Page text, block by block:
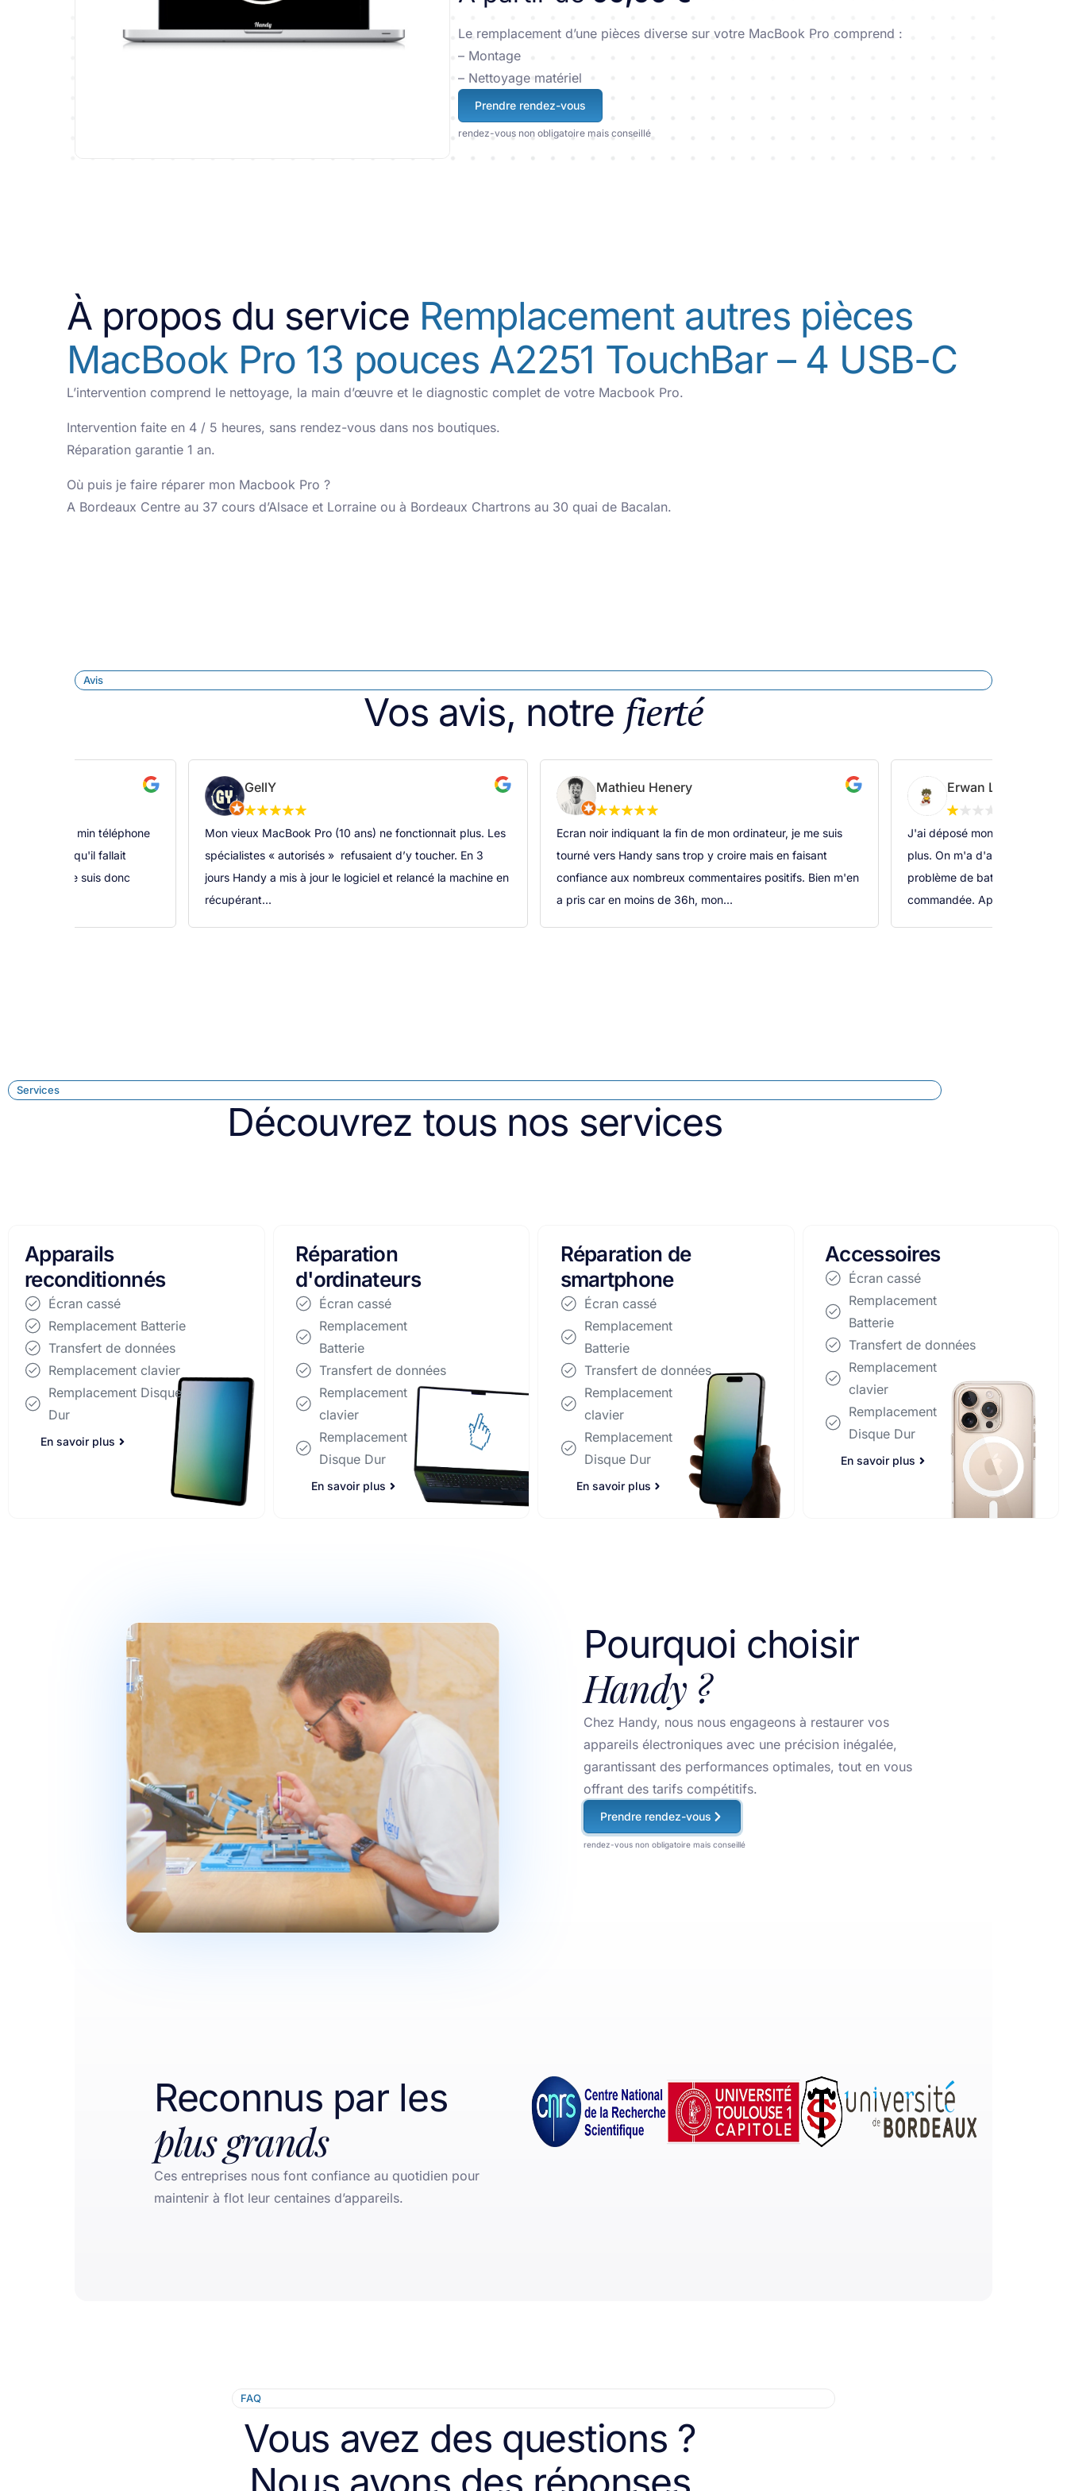
+ 10 000 réparations
Le remplacement d’une pièces diverse sur votre MacBook Pro comprend :
– Montage
– Nettoyage matériel
Prendre rendez-vous
rendez-vous non obligatoire mais conseillé
À propos du service Remplacement autres pièces
MacBook Pro 13 pouces A2251 TouchBar – 4 USB-C
L’intervention comprend le nettoyage, la main d’œuvre et le diagnostic complet de votre Macbook Pro.
Intervention faite en 4 / 5 heures, sans rendez-vous dans nos boutiques.
Réparation garantie 1 an.
Où puis je faire réparer mon Macbook Pro ?
A Bordeaux Centre au 37 cours d’Alsace et Lorraine ou à Bordeaux Chartrons au 30 quai de Bacalan.
Avis
Vos avis, notre fierté
j'ai ramené min téléphone
il mon dit qu'il fallait
expertise, je suis donc
GellY
Mon vieux MacBook Pro (10 ans) ne fonctionnait plus. Les
spécialistes « autorisés » refusaient d’y toucher. En 3
jours Handy a mis à jour le logiciel et relancé la machine en
récupérant...
Mathieu Henery
Ecran noir indiquant la fin de mon ordinateur, je me suis
tourné vers Handy sans trop y croire mais en faisant
confiance aux nombreux commentaires positifs. Bien m'en
a pris car en moins de 36h, mon...
Erwan Lénié
J'ai déposé mon ordinateur
plus. On m'a d'abord dit le
problème de batterie et
commandée. Après un mois
Services
Découvrez tous nos services
Réparation
d'ordinateurs
Écran cassé
Remplacement
Batterie
Transfert de données
Remplacement
clavier
Remplacement
Réparation de
smartphone
Écran cassé
Remplacement
Batterie
Transfert de données
Remplacement
clavier
Remplacement
Disque Dur
En savoir plus
Accessoires
Écran cassé
Remplacement
Batterie
Transfert de données
Remplacement
clavier
Remplacement
Disque Dur
En savoir plus
Apparails
reconditionnés
Écran cassé
Remplacement Batterie
Transfert de données
Remplacement clavier
Remplacement Disque
Dur
Pourquoi choisir
Handy ?
Chez Handy, nous nous engageons à restaurer vos
appareils électroniques avec une précision inégalée,
garantissant des performances optimales, tout en vous
offrant des tarifs compétitifs.
Prendre rendez-vous
rendez-vous non obligatoire mais conseillé
Reconnus par les
plus grands
Ces entreprises nous font confiance au quotidien pour
maintenir à flot leur centaines d’appareils.
FAQ
Vous avez des questions ?